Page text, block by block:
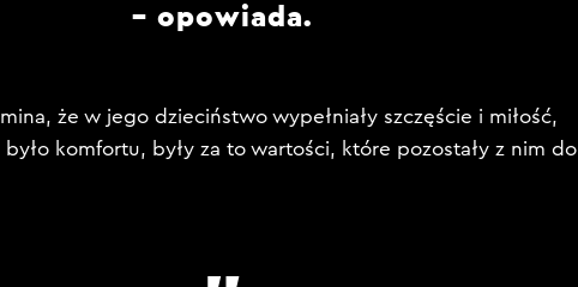
– opowiada.
że w jego dzieciństwo wypełniały szczęście i miłość,
komfortu, były za to wartości, które pozostały z nim do